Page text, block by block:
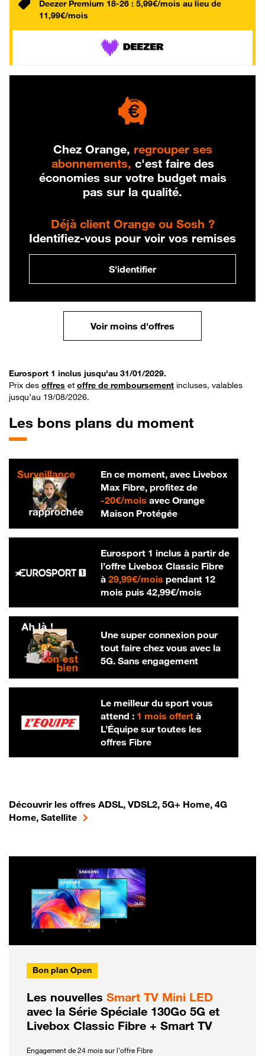
Deezer Premium 18-26 : 5,99€/mois au lieu de
11,99€/mois
Chez Orange, regrouper ses
abonnements, c'est faire des
économies sur votre budget mais
pas sur la qualité.
Déjà client Orange ou Sosh ?
Identifiez-vous pour voir vos remises
S'identifier
Voir moins d'offres
Eurosport 1 inclus jusqu'au 31/01/2029.
Prix des offres et offre de remboursement incluses, valables
jusqu’au 19/08/2026.
Les bons plans du moment
En ce moment, avec Livebox
Max Fibre, profitez de
-20€/mois20 € par mois
avec Orange
Maison Protégée
Eurosport 1 inclus à partir de
l’offre Livebox Classic Fibre
à 29,99€/mois29,99 € par mois
pendant 12
mois puis 42,99€/mois42,99 € par
Une super connexion pour
tout faire chez vous avec la
5G. Sans engagement
Le meilleur du sport vous
attend : 1 mois offertà
L’Équipe sur toutes les
offres Fibre
Découvrir les offres ADSL, VDSL2, 5G+ Home, 4G
Home, Satellite
Bon plan Open
Les nouvelles Smart TV Mini LED
avec la Série Spéciale 130Go 5G et
Livebox Classic Fibre + Smart TV
Engagement de 24 mois sur l'offre Fibre